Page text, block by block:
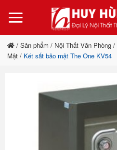
qua
dung
/ Sản phẩm / Nội Thất Văn Phòng /
Mật / Két sắt bảo mật The One KV54